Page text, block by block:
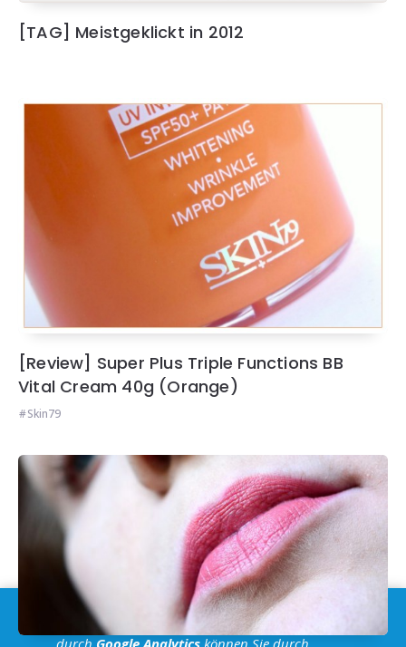
[TAG] Meistgeklickt in 2012
[Review] Super Plus Triple Functions BB
Vital Cream 40g (Orange)
Skin79
Im Sinne der DSGVO: Die Erfassung Deiner Daten
durch Google Analyticskönnen Sie durch